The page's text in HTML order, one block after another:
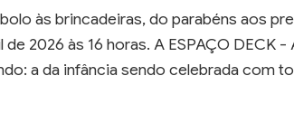
às brincadeiras, do parabéns aos
de 2026 às 16 horas. A ESPAÇO DECK
a da infância sendo celebrada com